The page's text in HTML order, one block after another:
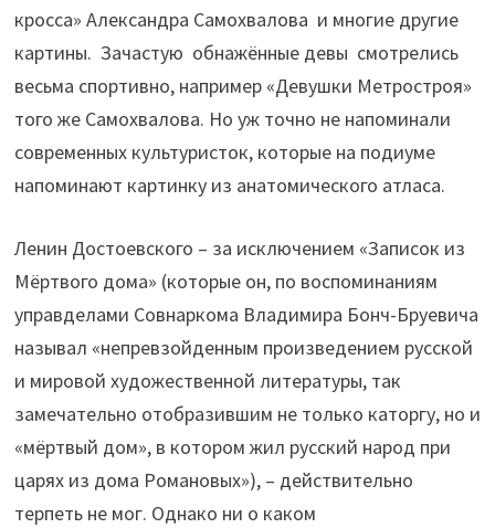
кросса» Александра Самохвалова и многие другие
картины. Зачастую обнажённые девы смотрелись
весьма спортивно, например «Девушки Метростроя»
того же Самохвалова. Но уж точно не напоминали
современных культуристок, которые на подиуме
напоминают картинку из анатомического атласа.
Ленин Достоевского – за исключением «Записок из
Мёртвого дома» (которые он, по воспоминаниям
управделами Совнаркома Владимира Бонч-Бруевича
называл «непревзойденным произведением русской
и мировой художественной литературы, так
замечательно отобразившим не только каторгу, но и
«мёртвый дом», в котором жил русский народ при
царях из дома Романовых»), – действительно
терпеть не мог. Однако ни о каком